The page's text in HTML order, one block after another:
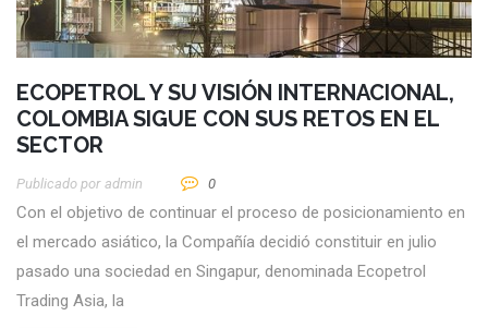
ECOPETROL Y SU VISIÓN INTERNACIONAL,
COLOMBIA SIGUE CON SUS RETOS EN EL
SECTOR
Publicado por Admin 0
Con el objetivo de continuar el proceso de posicionamiento en
el mercado asiático, la Compañía decidió constituir en julio
pasado una sociedad en Singapur, denominada Ecopetrol
Trading Asia, la